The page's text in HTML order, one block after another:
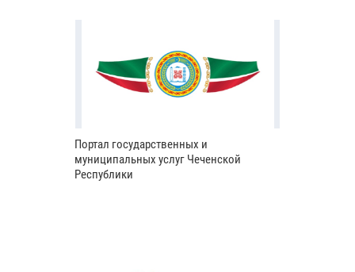
Портал государственных и
муниципальных услуг Чеченской
Республики